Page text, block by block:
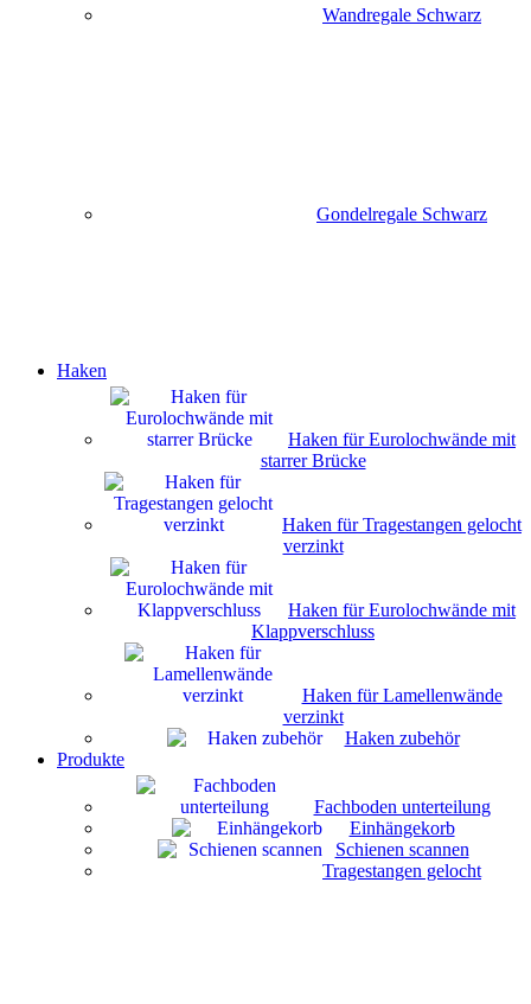
Wandregale Schwarz
Gondelregale Schwarz
Haken
Haken für Eurolochwände mit
starrer Brücke
Haken für Tragestangen gelocht
verzinkt
Haken für Eurolochwände mit
Klappverschluss
Haken für Lamellenwände
verzinkt
Haken zubehör
Produkte
Fachboden unterteilung
Einhängekorb
Schienen scannen
Tragestangen gelocht